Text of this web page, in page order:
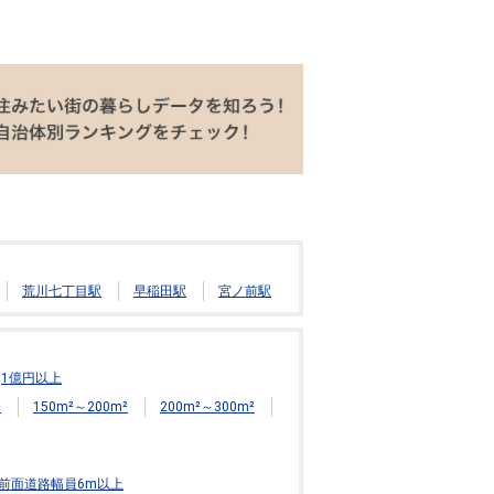
荒川七丁目駅 早稲田駅 宮ノ前駅
1億円以上
150m²～200m² 200m²～300m²
面道路幅員6m以上